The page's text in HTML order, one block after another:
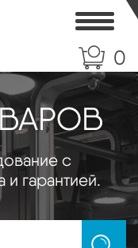
0
с
и гарантией.